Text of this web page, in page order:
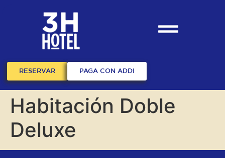
RESERVAR PAGA CON ADDI
Habitación Doble
Deluxe